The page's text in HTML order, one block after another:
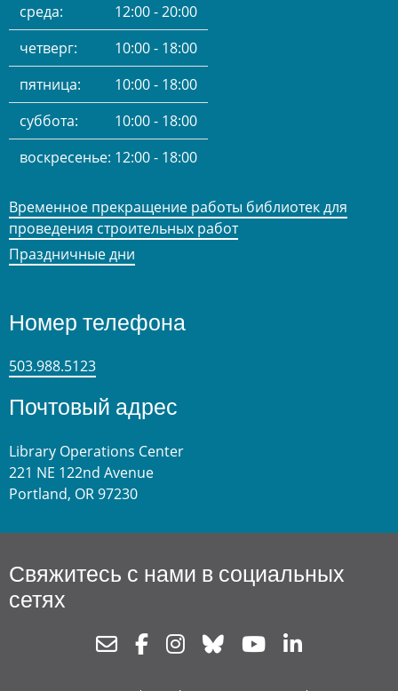
среда:
12:00 - 20:00
четверг:
10:00 - 18:00
пятница:
10:00 - 18:00
суббота:
10:00 - 18:00
воскресенье: 12:00 - 18:00
Временное прекращение работы библиотек для
проведения строительных работ
Праздничные дни
Номер телефона
503.988.5123
Почтовый адрес
Library Operations Center
221 NE 122nd Avenue
Portland, OR 97230
Свяжитесь с нами в социальных
сетях
NewsletterFacebookInstagram
Bluesky Youtube